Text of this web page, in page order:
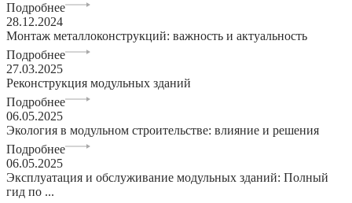
Подробнее
28.12.2024
Монтаж металлоконструкций: важность и актуальность
Подробнее
27.03.2025
Реконструкция модульных зданий
Подробнее
06.05.2025
Экология в модульном строительстве: влияние и решения
Подробнее
06.05.2025
Эксплуатация и обслуживание модульных зданий: Полный
гид по ...